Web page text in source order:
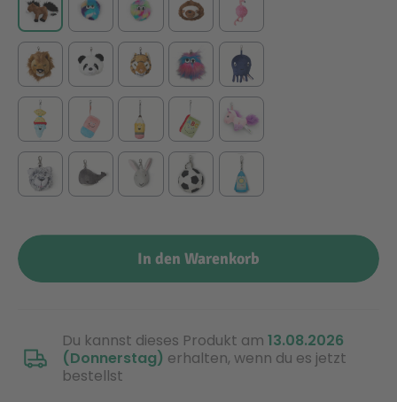
In den Warenkorb
Du kannst dieses Produkt am 13.08.2026
(Donnerstag) erhalten, wenn du es jetzt
bestellst